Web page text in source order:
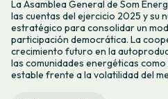
La Asamblea General de Som
las cuentas del ejercicio 2025 y su
estratégico para consolidar un
participación democrática. La
crecimiento futuro en la
las comunidades energéticas
estable frente a la volatilidad del